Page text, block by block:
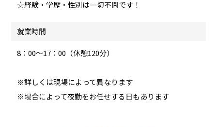
☆経験・学歴・性別は一切不問です！
就業時間
8：00～17：00（休憩120分）
※詳しくは現場によって異なります
※場合によって夜勤をお任せする日もあります